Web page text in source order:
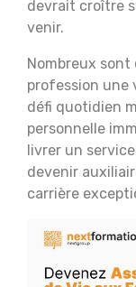
devrait croître
venir.
Nombreux
profession une
défi quotidien
personnelle
livrer un
devenir
carrière